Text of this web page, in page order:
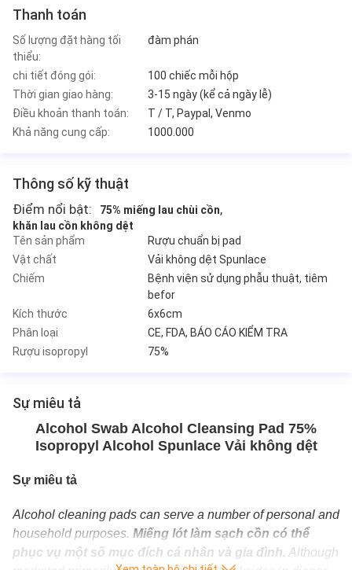
Thanh toán
Số lượng đặt hàng tối
thiểu:
đàm phán
chi tiết đóng gói:
100 chiếc mỗi hộp
Thời gian giao hàng:
3-15 ngày (kể cả ngày lễ)
Điều khoản thanh toán:
T / T, Paypal, Venmo
Khả năng cung cấp:
1000.000
Thông số kỹ thuật
Điểm nổi bật: 75% miếng lau chùi cồn,
khăn lau cồn không dệt
Tên sản phẩm
Rượu chuẩn bị pad
Vật chất
Vải không dệt Spunlace
Chiếm
Bệnh viện sử dụng phẫu thuật, tiêm
befor
Kích thước
6x6cm
Phân loại
CE, FDA, BÁO CÁO KIỂM TRA
Rượu isopropyl
75%
Sự miêu tả
Alcohol Swab Alcohol Cleansing Pad 75%
Isopropyl Alcohol Spunlace Vải không dệt
Sự miêu tả
Alcohol cleaning pads can serve a number of personal and
household purposes. Miếng lót làm sạch cồn có thể
phục vụ một số mục đích cá nhân và gia đình. Although